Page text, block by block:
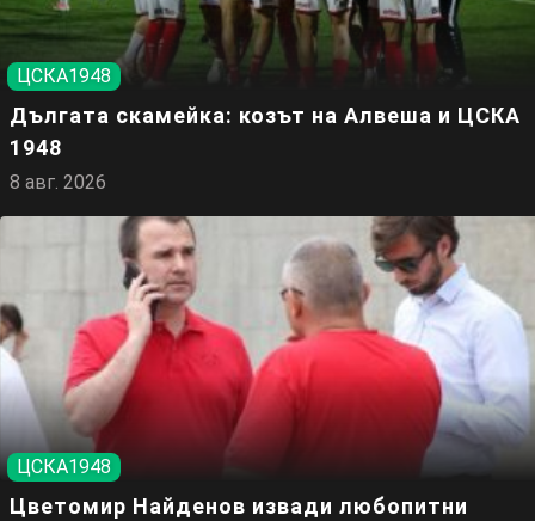
ЦСКА1948
Дългата скамейка: козът на Алвеша и ЦСКА
1948
8 авг. 2026
ЦСКА1948
Цветомир Найденов извади любопитни